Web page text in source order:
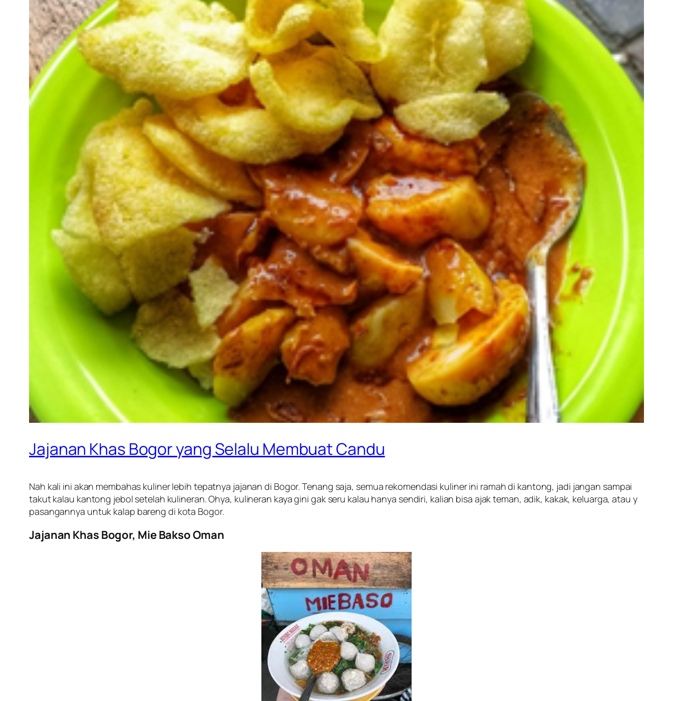
Jajanan Khas Bogor yang Selalu Membuat Candu
Nah kali ini akan membahas kuliner lebih tepatnya jajanan di Bogor. Tenang saja, semua rekomendasi kuliner ini ramah di kantong, jadi jangan sampai
takut kalau kantong jebol setelah kulineran. Ohya, kulineran kaya gini gak seru kalau hanya sendiri, kalian bisa ajak teman, adik, kakak, keluarga, atau y
pasangannya untuk kalap bareng di kota Bogor.
Jajanan Khas Bogor, Mie Bakso Oman